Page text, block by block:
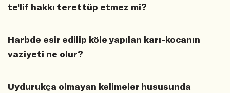
te'lif hakkı terettüp etmez mi?
Harbde esir edilip köle yapılan karı-kocanın
vaziyeti ne olur?
Uydurukça olmayan kelimeler hususunda